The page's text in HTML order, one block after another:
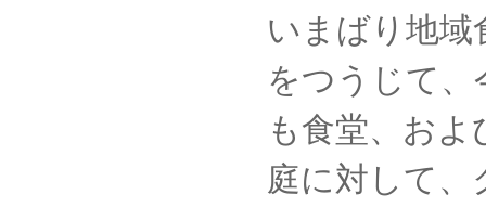
いまばり地域
をつうじて、
も食堂、およ
庭に対して、